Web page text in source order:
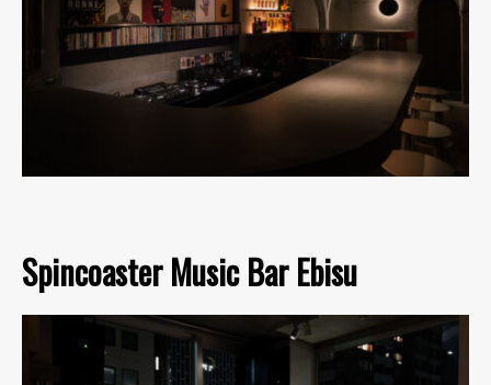
Spincoaster Music Bar Ebisu